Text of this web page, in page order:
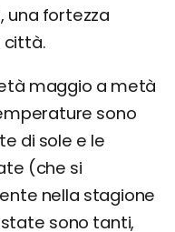
una fortezza
città.
maggio a metà
sono
di sole e le
(che si
nella stagione
sono tanti,